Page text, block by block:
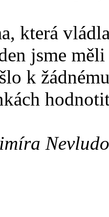
která
jsme
k